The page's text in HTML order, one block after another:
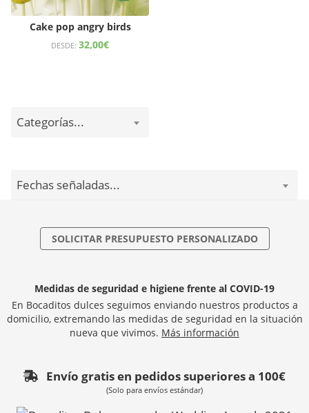
Cake pop angry birds
DESDE: 32,00€
Categorías...
Fechas señaladas...
SOLICITAR PRESUPUESTO PERSONALIZADO
Medidas de seguridad e higiene frente al COVID-19
En Bocaditos dulces seguimos enviando nuestros productos a
domicilio, extremando las medidas de seguridad en la situación
nueva que vivimos. Más información
Envío gratis en pedidos superiores a 100€
(Solo para envíos estándar)